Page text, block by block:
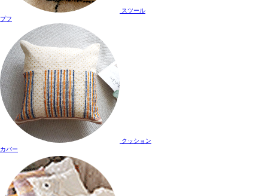
スツール
プフ
クッション
カバー